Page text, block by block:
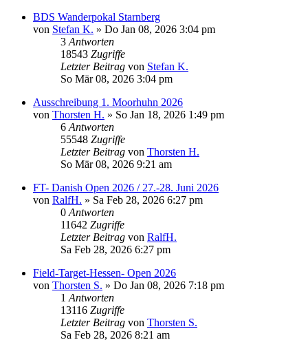
BDS Wanderpokal Starnberg
von Stefan K. » Do Jan 08, 2026 3:04 pm
3 Antworten
18543 Zugriffe
Letzter Beitrag von Stefan K.
So Mär 08, 2026 3:04 pm
Ausschreibung 1. Moorhuhn 2026
von Thorsten H. » So Jan 18, 2026 1:49 pm
6 Antworten
55548 Zugriffe
Letzter Beitrag von Thorsten H.
So Mär 08, 2026 9:21 am
FT- Danish Open 2026 / 27.-28. Juni 2026
von RalfH. » Sa Feb 28, 2026 6:27 pm
0 Antworten
11642 Zugriffe
Letzter Beitrag von RalfH.
Sa Feb 28, 2026 6:27 pm
Field-Target-Hessen- Open 2026
von Thorsten S. » Do Jan 08, 2026 7:18 pm
1 Antworten
13116 Zugriffe
Letzter Beitrag von Thorsten S.
Sa Feb 28, 2026 8:21 am